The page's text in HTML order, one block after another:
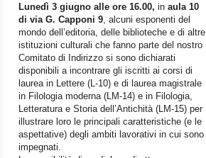
Lunedì 3 giugno alle ore 16.00, in aula 10
di via G. Capponi 9, alcuni esponenti del
mondo dell’editoria, delle biblioteche e di altre
istituzioni culturali che fanno parte del nostro
Comitato di Indirizzo si sono dichiarati
disponibili a incontrare gli iscritti ai corsi di
laurea in Lettere (L-10) e di laurea magistrale
in Filologia moderna (LM-14) e in Filologia,
Letteratura e Storia dell’Antichità (LM-15) per
illustrare loro le principali caratteristiche (e le
aspettative) degli ambiti lavorativi in cui sono
impegnati.